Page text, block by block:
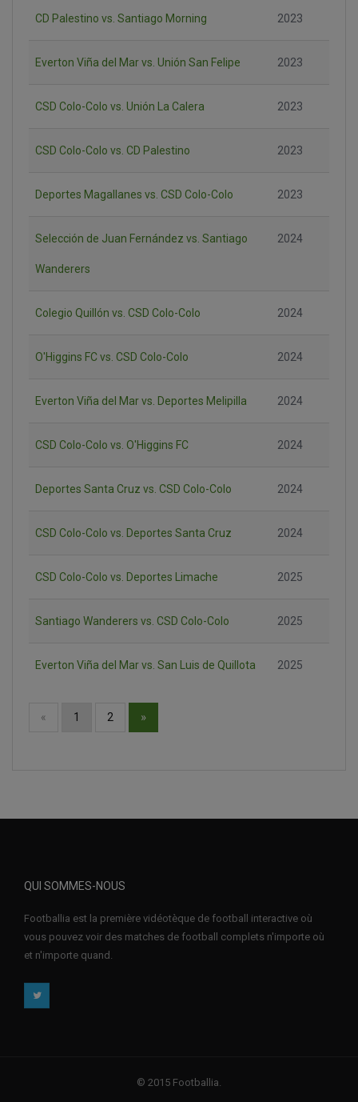
CD Palestino vs. Santiago Morning 2023
Everton Viña del Mar vs. Unión San Felipe 2023
CSD Colo-Colo vs. Unión La Calera 2023
CSD Colo-Colo vs. CD Palestino 2023
Deportes Magallanes vs. CSD Colo-Colo 2023
Selección de Juan Fernández vs. Santiago
Wanderers
2024
Colegio Quillón vs. CSD Colo-Colo 2024
O'Higgins FC vs. CSD Colo-Colo 2024
Everton Viña del Mar vs. Deportes Melipilla 2024
CSD Colo-Colo vs. O'Higgins FC 2024
Deportes Santa Cruz vs. CSD Colo-Colo 2024
CSD Colo-Colo vs. Deportes Santa Cruz 2024
CSD Colo-Colo vs. Deportes Limache 2025
Santiago Wanderers vs. CSD Colo-Colo 2025
Everton Viña del Mar vs. San Luis de Quillota 2025
« 1 2 »
QUI SOMMES-NOUS
Footballia est la première vidéotèque de football interactive où
vous pouvez voir des matches de football complets n'importe où
et n'importe quand.
© 2015 Footballia.